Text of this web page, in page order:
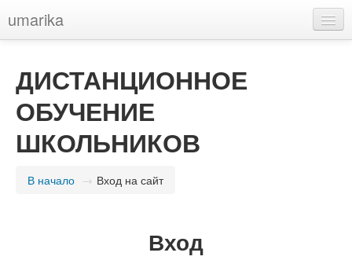
umarika
Вы не вошли в систему
ДИСТАНЦИОННОЕ
ОБУЧЕНИЕ
ШКОЛЬНИКОВ
В начало → Вход на сайт
Вход